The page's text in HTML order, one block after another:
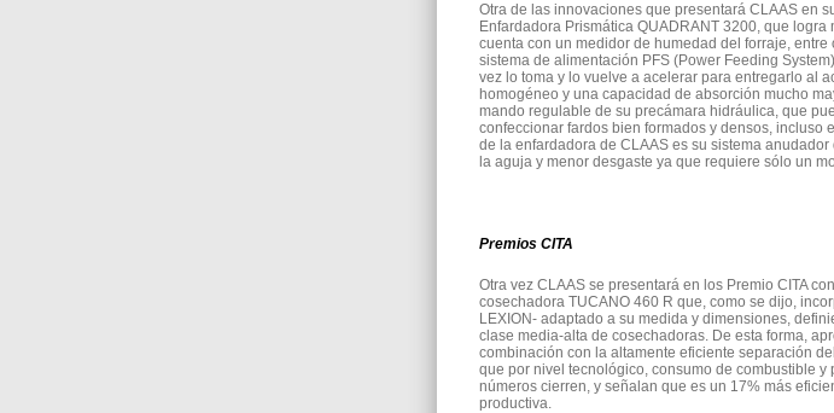
Otra de las innovaciones que presentará CLAAS en
Enfardadora Prismática QUADRANT 3200, que
cuenta con un medidor de humedad del forraje,
sistema de alimentación PFS (Power Feeding
vez lo toma y lo vuelve a acelerar para entregarlo al
homogéneo y una capacidad de absorción mucho
mando regulable de su precámara hidráulica, que
confeccionar fardos bien formados y densos, incluso
de la enfardadora de CLAAS es su sistema
la aguja y menor desgaste ya que requiere sólo un
Premios CITA
Otra vez CLAAS se presentará en los Premio CITA
cosechadora TUCANO 460 R que, como se dijo,
LEXION- adaptado a su medida y dimensiones,
clase media-alta de cosechadoras. De esta forma,
combinación con la altamente eficiente separación
que por nivel tecnológico, consumo de combustible
números cierren, y señalan que es un 17% más
productiva.